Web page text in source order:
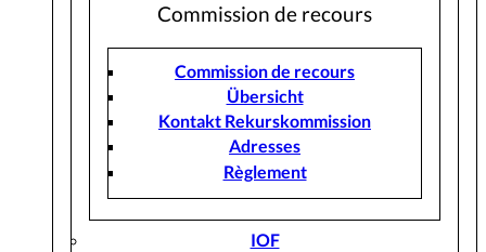
Commission de recours
Commission de recours
Übersicht
Kontakt Rekurskommission
Adresses
Règlement
IOF